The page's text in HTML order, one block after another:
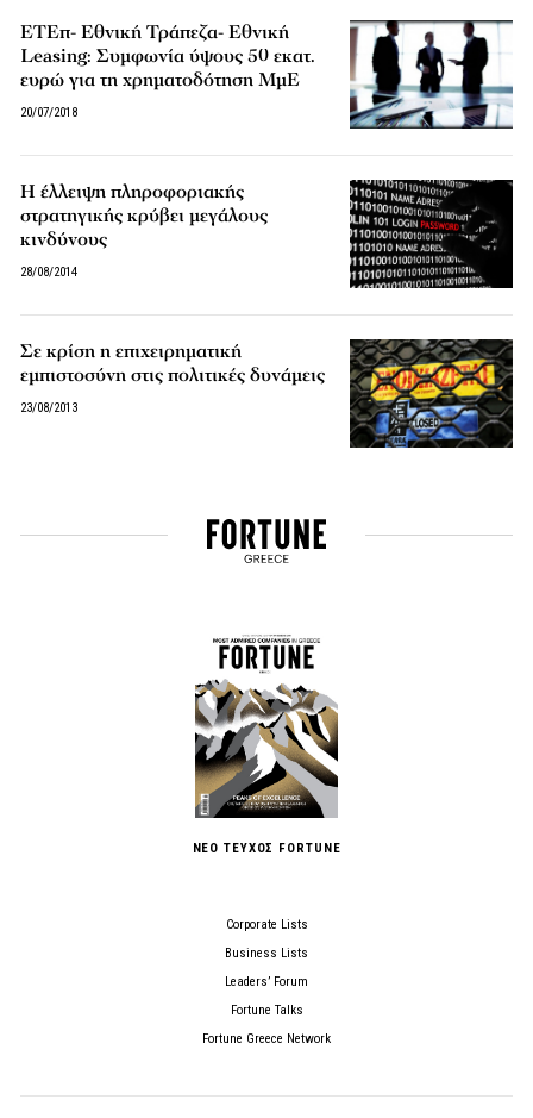
ΕΤΕπ- Εθνική Τράπεζα- Εθνική
Leasing: Συμφωνία ύψους 50 εκατ.
ευρώ για τη χρηματοδότηση ΜμΕ
20/07/2018
Η έλλειψη πληροφοριακής
στρατηγικής κρύβει μεγάλους
κινδύνους
28/08/2014
Σε κρίση η επιχειρηματική
εμπιστοσύνη στις πολιτικές δυνάμεις
23/08/2013
ΝΕΟ ΤΕΥΧΟΣ FORTUNE
Corporate Lists
Business Lists
Leaders’ Forum
Fortune Talks
Fortune Greece Network